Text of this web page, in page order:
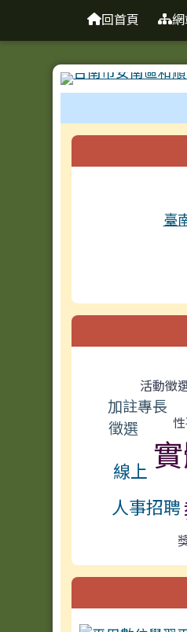
台南市和順
回首頁
左邊區域
臺
活動徵
加註專長
徵選
線上
人事招聘
頁尾區域